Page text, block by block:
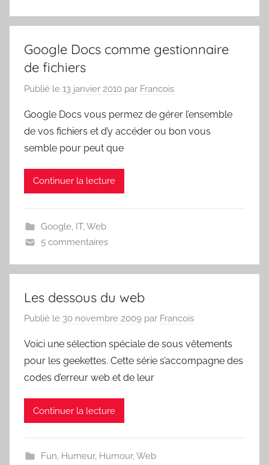
Google Docs comme gestionnaire
de fichiers
Publié le 13 janvier 2010 par Francois
Google Docs vous permez de gérer l’ensemble
de vos fichiers et d’y accéder ou bon vous
semble pour peut que
Continuer la lecture
Google, IT, Web
5 commentaires
Les dessous du web
Publié le 30 novembre 2009 par Francois
Voici une sélection spéciale de sous vêtements
pour les geekettes. Cette série s’accompagne des
codes d’erreur web et de leur
Continuer la lecture
Fun, Humeur, Humour,Web